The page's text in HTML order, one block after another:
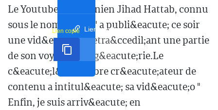
Lien court
Lien copié
Le Youtubeur jordanien Jihad Hattab, connu
sous le nom de "Joe" a publi&eacute; ce soir
une vid&eacute;o retra&ccedil;ant une partie
de son voyage en Alg&eacute;rie.Le
c&eacute;l&egrave;bre cr&eacute;ateur de
contenu a intitul&eacute; sa vid&eacute;o "
Enfin, je suis arriv&eacute; en